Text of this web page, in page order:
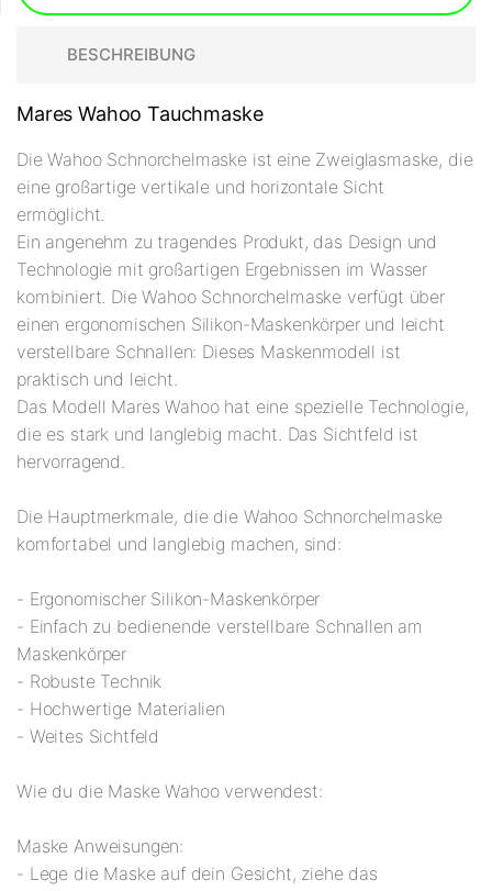
BESCHREIBUNG
Mares Wahoo Tauchmaske
Die Wahoo Schnorchelmaske ist eine Zweiglasmaske, die
eine großartige vertikale und horizontale Sicht
ermöglicht.
Ein angenehm zu tragendes Produkt, das Design und
Technologie mit großartigen Ergebnissen im Wasser
kombiniert. Die Wahoo Schnorchelmaske verfügt über
einen ergonomischen Silikon-Maskenkörper und leicht
verstellbare Schnallen: Dieses Maskenmodell ist
praktisch und leicht.
Das Modell Mares Wahoo hat eine spezielle Technologie,
die es stark und langlebig macht. Das Sichtfeld ist
hervorragend.
Die Hauptmerkmale, die die Wahoo Schnorchelmaske
komfortabel und langlebig machen, sind:
- Ergonomischer Silikon-Maskenkörper
- Einfach zu bedienende verstellbare Schnallen am
Maskenkörper
- Robuste Technik
- Hochwertige Materialien
- Weites Sichtfeld
Wie du die Maske Wahoo verwendest:
Maske Anweisungen:
- Lege die Maske auf dein Gesicht, ziehe das